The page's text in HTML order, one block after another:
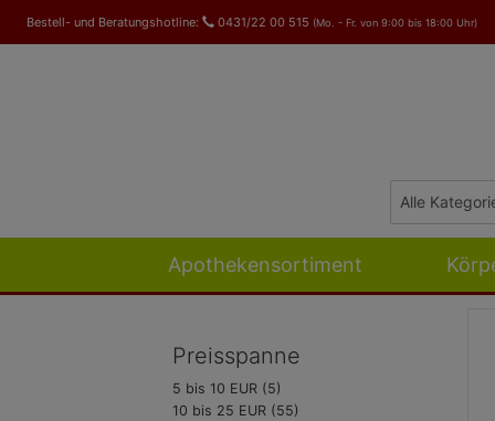
Bestell- und Beratungshotline: 0431/22 00 515 (Mo. - Fr. von 9:00 bis 18:00 Uhr)
Apothekensortiment
Preisspanne
5 bis 10 EUR (5)
10 bis 25 EUR (55)